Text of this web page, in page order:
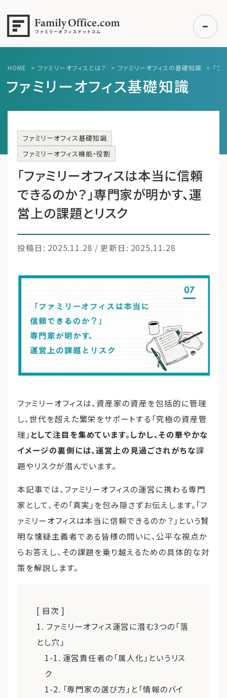
初めての方へ
エキスパート一覧
無料講座
コラム
利用者の声
無料ご相談 ログイン
ファミリーオフィスとは
メールマガジン登録
よくある質問
HOME > ファミリーオフィスとは？ > ファミリーオフィスの基礎知識 > 「フ
ファミリーオフィス基礎知識
ファミリーオフィス基礎知識
ファミリーオフィス機能・役割
「ファミリーオフィスは本当に信頼
できるのか？」専門家が明かす、運
営上の課題とリスク
投稿日: 2025.11.28 / 更新日: 2025.11.28
ファミリーオフィスは、資産家の資産を包括的に管理
し、世代を超えた繁栄をサポートする「究極の資産管
理」として注目を集めています。しかし、その華やかな
イメージの裏側には、運営上の見過ごされがちな課
題やリスクが潜んでいます。
本記事では、ファミリーオフィスの運営に携わる専門
家として、その「真実」を包み隠さずお伝えします。「フ
ァミリーオフィスは本当に信頼できるのか？」という賢
明な懐疑主義者である皆様の問いに、公平な視点か
らお答えし、その課題を乗り越えるための具体的な対
策を解説します。
[ 目次 ]
1. ファミリーオフィス運営に潜む3つの「落
とし穴」
1-1. 運営責任者の「属人化」というリス
ク
1-2. 「専門家の選び方」と「情報のバイ